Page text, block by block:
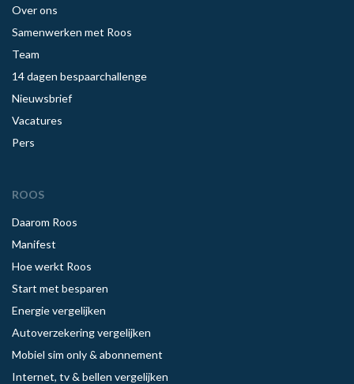
Over ons
Samenwerken met Roos
Team
14 dagen bespaarchallenge
Nieuwsbrief
Vacatures
Pers
ROOS
Daarom Roos
Manifest
Hoe werkt Roos
Start met besparen
Energie vergelijken
Autoverzekering vergelijken
Mobiel sim only & abonnement
Internet, tv & bellen vergelijken